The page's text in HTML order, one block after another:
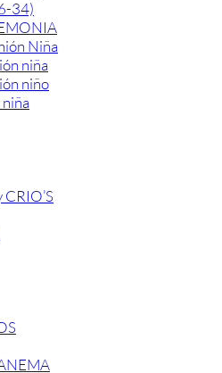
34)
Niña
niña
niño